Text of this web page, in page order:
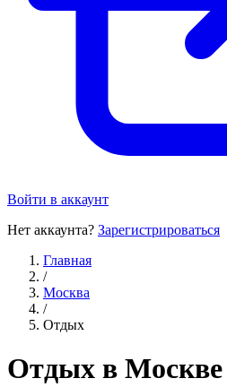
Войти в аккаунт
Нет аккаунта? Зарегистрироваться
Главная
/
Москва
/
Отдых
Отдых в Москве